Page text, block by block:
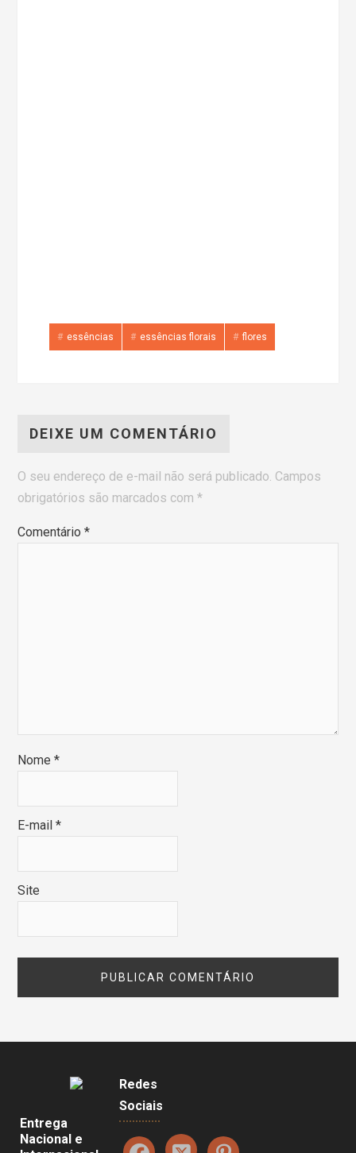
essências essências florais flores
DEIXE UM COMENTÁRIO
O seu endereço de e-mail não será publicado. Campos
obrigatórios são marcados com*
Comentário*
Nome*
E-mail*
Site
Entrega
Nacional e
Redes
Sociais